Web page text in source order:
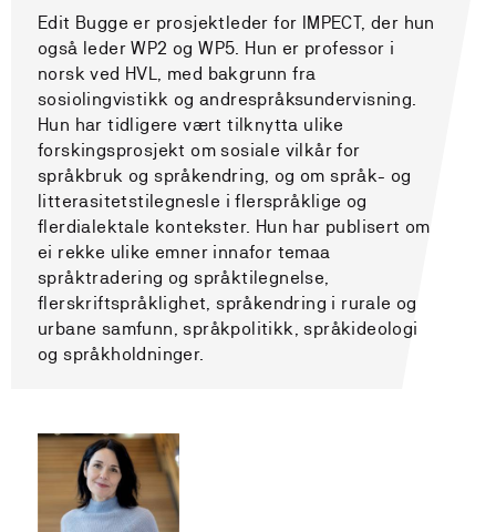
Edit Bugge er prosjektleder for IMPECT, der hun
også leder WP2 og WP5. Hun er professor i
norsk ved HVL, med bakgrunn fra
sosiolingvistikk og andrespråksundervisning.
Hun har tidligere vært tilknytta ulike
forskingsprosjekt om sosiale vilkår for
språkbruk og språkendring, og om språk- og
litterasitetstilegnesle i flerspråklige og
flerdialektale kontekster. Hun har publisert om
ei rekke ulike emner innafor temaa
språktradering og språktilegnelse,
flerskriftspråklighet, språkendring i rurale og
urbane samfunn, språkpolitikk, språkideologi
og språkholdninger.